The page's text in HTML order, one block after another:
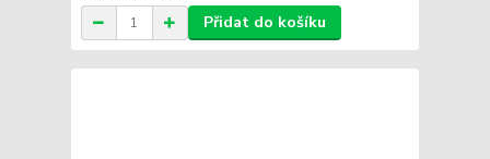
Přidat do košíku